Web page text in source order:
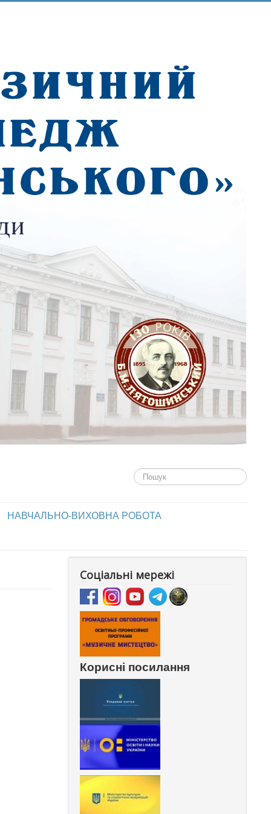
Пошук...
НАВЧАЛЬНО-ВИХОВНА РОБОТА
Соціальні мережі
Корисні посилання